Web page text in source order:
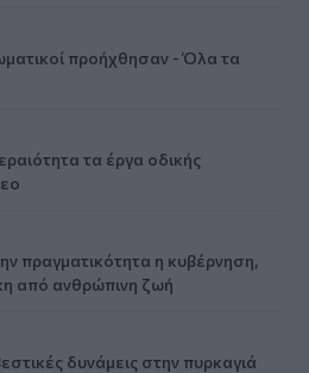
προήχθησαν - Όλα τα
τα έργα οδικής
πραγματικότητα η κυβέρνηση,
από ανθρώπινη ζωή
δυνάμεις στην πυρκαγιά